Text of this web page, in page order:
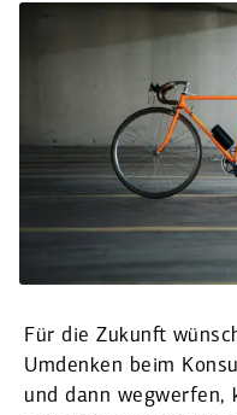
Für die Zukunft
Umdenken beim
und dann wegwerfen,